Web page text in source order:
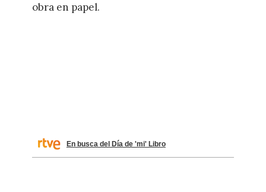
obra en papel.
En busca del Día de 'mi' Libro